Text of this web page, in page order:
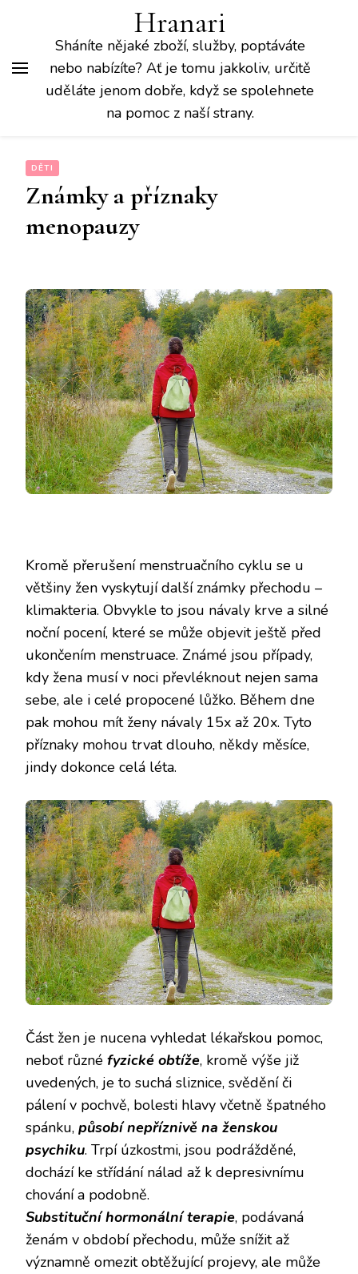
Hranari
Sháníte nějaké zboží, služby, poptáváte
nebo nabízíte? Ať je tomu jakkoliv, určitě
uděláte jenom dobře, když se spolehnete
na pomoc z naší strany.
DĚTI
Známky a příznaky
menopauzy
Kromě přerušení menstruačního cyklu se u
většiny žen vyskytují další známky přechodu –
klimakteria. Obvykle to jsou návaly krve a silné
noční pocení, které se může objevit ještě před
ukončením menstruace. Známé jsou případy,
kdy žena musí v noci převléknout nejen sama
sebe, ale i celé propocené lůžko. Během dne
pak mohou mít ženy návaly 15x až 20x. Tyto
příznaky mohou trvat dlouho, někdy měsíce,
jindy dokonce celá léta.
Část žen je nucena vyhledat lékařskou pomoc,
neboť různé fyzické obtíže, kromě výše již
uvedených, je to suchá sliznice, svědění či
pálení v pochvě, bolesti hlavy včetně špatného
spánku, působí nepříznivě na ženskou
psychiku. Trpí úzkostmi, jsou podrážděné,
dochází ke střídání nálad až k depresivnímu
chování a podobně.
Substituční hormonální terapie, podávaná
ženám v období přechodu, může snížit až
významně omezit obtěžující projevy, ale může